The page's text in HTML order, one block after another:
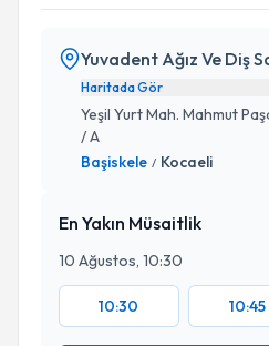
Yuvadent Ağız Ve Diş
Haritada Gör
Yeşil Yurt Mah. Mahmut
/ A
Başiskele / Kocaeli
En Yakın Müsaitlik
10 Ağustos, 10:30
10:30 10:45